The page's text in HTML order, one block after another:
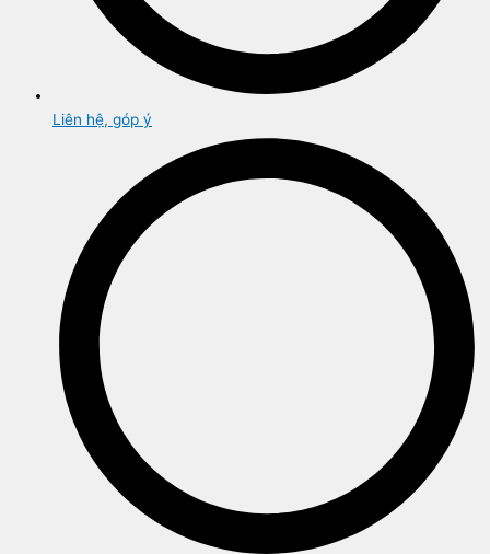
Liên hệ, góp ý